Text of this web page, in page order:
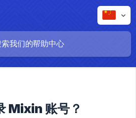
Mixin 账号？